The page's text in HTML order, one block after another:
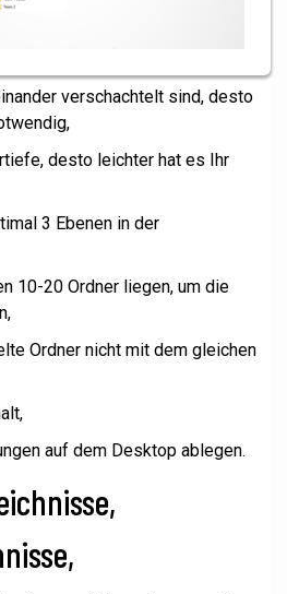
verschachtelt sind, desto
desto leichter hat es Ihr
3 Ebenen in der
10-20 Ordner liegen, um die
Ordner nicht mit dem gleichen
auf dem Desktop ablegen.